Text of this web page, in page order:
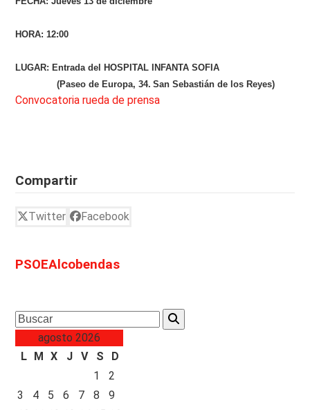
HORA: 12:00
LUGAR: Entrada del HOSPITAL INFANTA SOFIA
(Paseo de Europa, 34. San Sebastián de los Reyes)
Convocatoria rueda de prensa
Compartir
Twitter Facebook
PSOEAlcobendas
Search
agosto 2026
L M X J V S
D
1
2
3
4 5 6 7 8
9